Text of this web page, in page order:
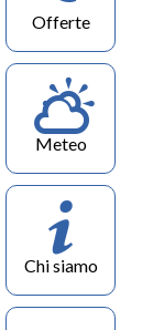
Offerte
Meteo
Chi siamo